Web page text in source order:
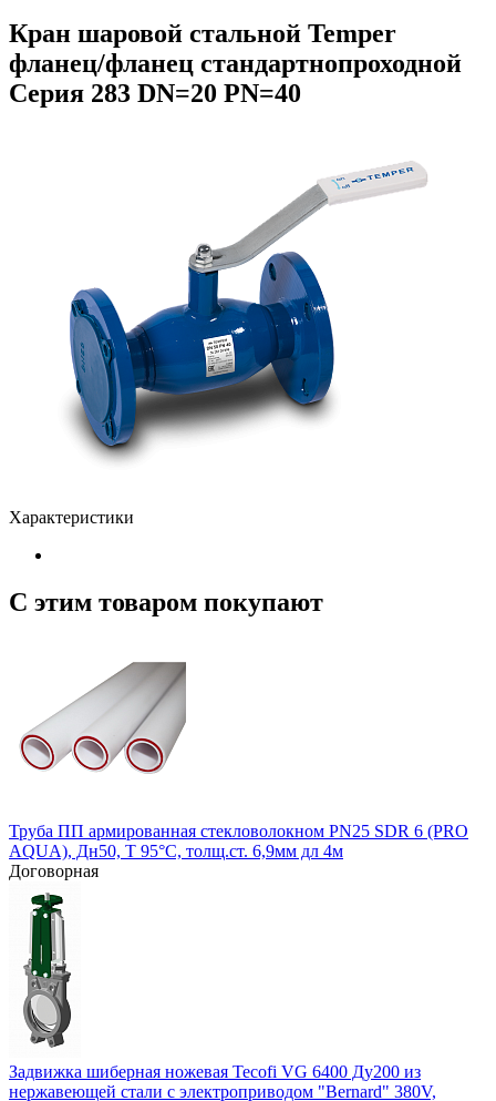
Кран шаровой стальной Temper
фланец/фланец стандартнопроходной
Серия 283 DN=20 PN=40
Характеристики
С этим товаром покупают
Труба ПП армированная стекловолокном PN25 SDR 6 (PRO
AQUA), Дн50, Т 95°С, толщ.ст. 6,9мм дл 4м
Договорная
Задвижка шиберная ножевая Tecofi VG 6400 Ду200 из
нержавеющей стали с электроприводом "Bernard" 380V,